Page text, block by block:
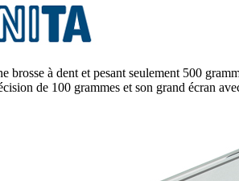
brosse à dent et pesant seulement 500
de 100 grammes et son grand écran